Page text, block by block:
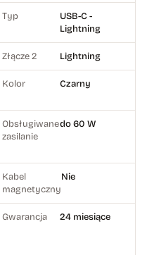
Typ
USB-C -
Lightning
Złącze 2 Lightning
Kolor Czarny
Obsługiwane
zasilanie
do 60 W
Kabel
magnetyczny
Nie
Gwarancja 24 miesiące